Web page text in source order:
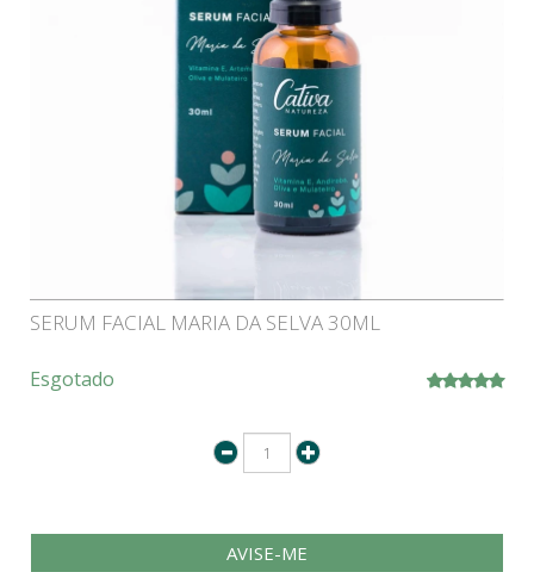
SERUM FACIAL MARIA DA SELVA 30ML
Esgotado
AVISE-ME